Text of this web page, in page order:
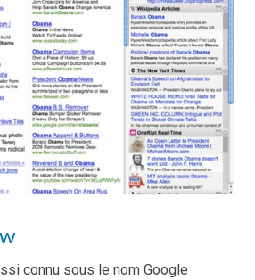
connu sous le nom Google